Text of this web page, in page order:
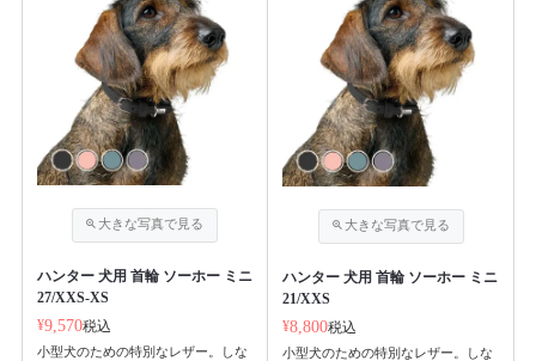
ハンター 犬用 首輪 ソーホー ミニ
27/XXS-XS
¥9,570税込
小型犬のための特別なレザー。しな
ハンター 犬用 首輪 ソーホー ミニ
21/XXS
¥8,800税込
小型犬のための特別なレザー。しな